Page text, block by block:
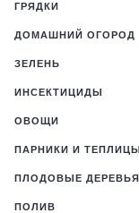
ГРЯДКИ
ДОМАШНИЙ ОГОРОД
ЗЕЛЕНЬ
ИНСЕКТИЦИДЫ
ОВОЩИ
ПАРНИКИ И ТЕПЛИЦЫ
ПЛОДОВЫЕ ДЕРЕВЬЯ
ПОЛИВ